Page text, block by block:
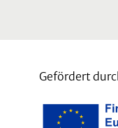
Gefördert